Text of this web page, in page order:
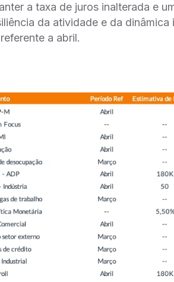
a taxa de juros inalterada e
da atividade e da dinâmica
a abril.